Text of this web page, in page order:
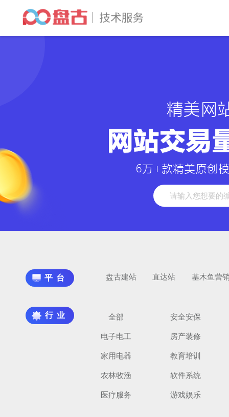
平台 盘古建站 直达站 基木鱼营
行业 全部
安全安保
电子电工
房产装修
家用电器
教育培训
农林牧渔
软件系统
医疗服务
游戏娱乐